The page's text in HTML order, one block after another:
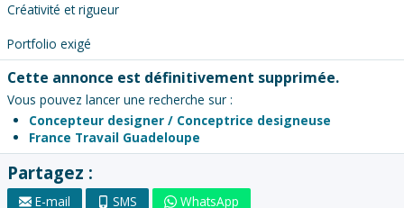
Créativité et rigueur
Portfolio exigé
Cette annonce est définitivement supprimée.
Vous pouvez lancer une recherche sur :
Concepteur designer / Conceptrice designeuse
France Travail Guadeloupe
Partagez :
E-mail SMS
WhatsApp